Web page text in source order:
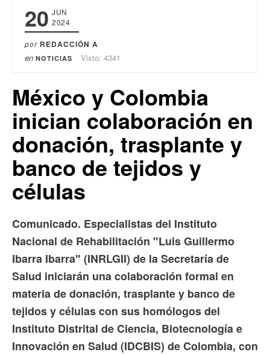
20 JUN
2024
por REDACCIÓN A
en NOTICIAS Visto: 4341
México y Colombia
inician colaboración en
donación, trasplante y
banco de tejidos y
células
Comunicado. Especialistas del Instituto
Nacional de Rehabilitación "Luis Guillermo
Ibarra Ibarra" (INRLGII) de la Secretaría de
Salud iniciarán una colaboración formal en
materia de donación, trasplante y banco de
tejidos y células con sus homólogos del
Instituto Distrital de Ciencia, Biotecnología e
Innovación en Salud (IDCBIS) de Colombia, con